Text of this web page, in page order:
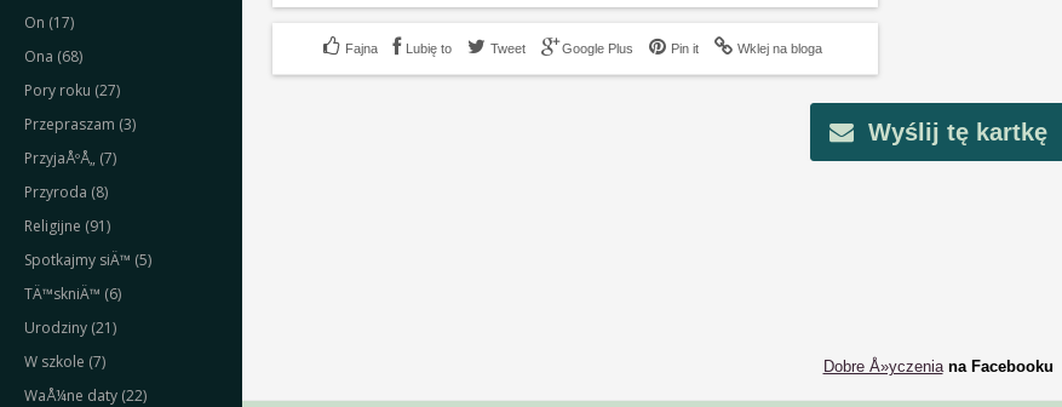
On (17)
Ona (68)
Pory roku (27)
Przepraszam (3)
PrzyjaÅºÅ„ (7)
Przyroda (8)
Religijne (91)
Spotkajmy siÄ™ (5)
TÄ™skniÄ™ (6)
Urodziny (21)
W szkole (7)
WaÅ¼ne daty (22)
Lubię to Tweet Google Plus Pin it Wklej na bloga
Wyślij tę kartkę
Dobre Å»yczeniana Facebooku